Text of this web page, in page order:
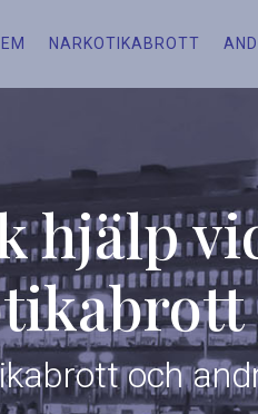
NARKOTIKABROTT
hjälp
och